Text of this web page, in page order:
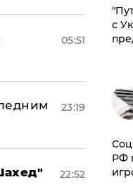
05:51
23:19
22:52
с
РФ